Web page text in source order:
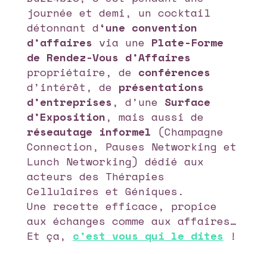
journée et demi, un cocktail
détonnant d‘une convention
d’affaires via une Plate-Forme
de Rendez-Vous d’Affaires
propriétaire, de conférences
d’intérêt, de présentations
d’entreprises, d’une Surface
d’Exposition, mais aussi de
réseautage informel (Champagne
Connection, Pauses Networking et
Lunch Networking) dédié aux
acteurs des Thérapies
Cellulaires et Géniques.
Une recette efficace, propice
aux échanges comme aux affaires…
Et ça, c’est vous qui le dites !